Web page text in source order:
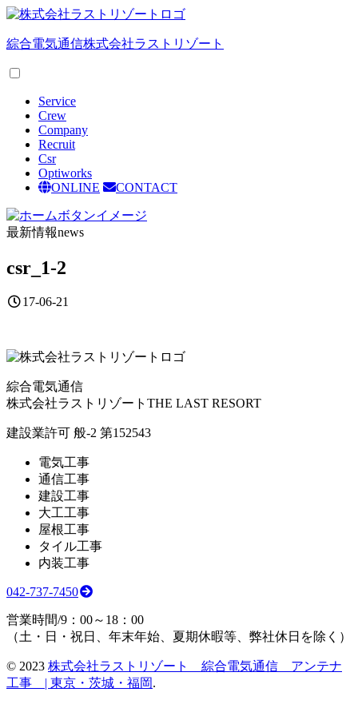
綜合電気通信株式会社ラストリゾート
Service
Crew
Company
Recruit
Csr
Optiworks
ONLINE
CONTACT
最新情報news
csr_1-2
17-06-21
綜合電気通信
株式会社ラストリゾート THE LAST RESORT
建設業許可 般-2 第152543
電気工事
通信工事
建設工事
大工工事
屋根工事
タイル工事
内装工事
042-737-7450
営業時間/9：00～18：00
（土・日・祝日、年末年始、夏期休暇等、弊社休日を除く）
© 2023 株式会社ラストリゾート 綜合電気通信 アンテナ
工事 | 東京・茨城・福岡.